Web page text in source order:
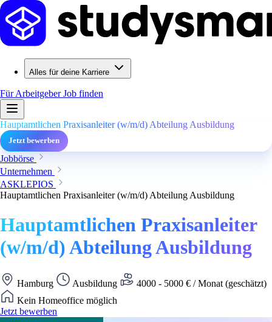
Alles für deine Karriere
Für ArbeitgeberJob finden
Hauptamtlichen Praxisanleiter (w/m/d) Abteilung Ausbildung
Jetzt bewerben
Jobbörse
Unternehmen
ASKLEPIOS
Hauptamtlichen Praxisanleiter (w/m/d) Abteilung Ausbildung
Hauptamtlichen Praxisanleiter
(w/m/d) Abteilung Ausbildung
Hamburg Ausbildung
4000 - 5000 € / Monat (geschätzt)
Kein Homeoffice möglich
Jetzt bewerben